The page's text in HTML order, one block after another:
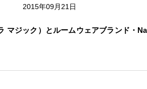
2015年09月21日
マジック）とルームウェアブランド・